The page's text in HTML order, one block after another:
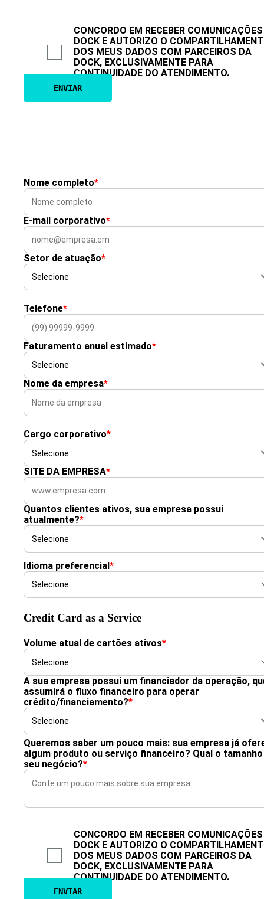
CONCORDO EM RECEBER
DOCK E AUTORIZO O
DOS MEUS DADOS COM PARCEIROS DA
DOCK, EXCLUSIVAMENTE PARA
CONTINUIDADE DO ATENDIMENTO.
Nome completo*
E-mail corporativo*
Setor de atuação*
Telefone*
Faturamento anual estimado*
Nome da empresa*
Cargo corporativo*
SITE DA EMPRESA*
Quantos clientes ativos, sua empresa possui
atualmente?*
Idioma preferencial*
Credit Card as a Service
Volume atual de cartões ativos*
A sua empresa possui um financiador da operação,
assumirá o fluxo financeiro para operar
crédito/financiamento?*
Queremos saber um pouco mais: sua empresa já
algum produto ou serviço financeiro? Qual o
seu negócio?*
CONCORDO EM RECEBER
DOCK E AUTORIZO O
DOS MEUS DADOS COM PARCEIROS DA
DOCK, EXCLUSIVAMENTE PARA
CONTINUIDADE DO ATENDIMENTO.